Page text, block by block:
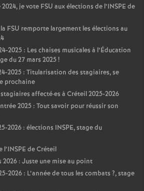
2024, je vote FSU aux élections de l’INSPE de
FSU remporte largement les élections au
2025 : Les chaises musicales à l’Éducation
du 27 mars 2025!
2025 : Titularisation des stagiaires, se
prochaine
stagiaires affecté·es à Créteil 2025-2026
2025 : Tout savoir pour réussir son
2026 : élections INSPE, stage du
l’INSPE de Créteil
2026 : Juste une mise au point
2026 : L’année de tous les combats ?, stage